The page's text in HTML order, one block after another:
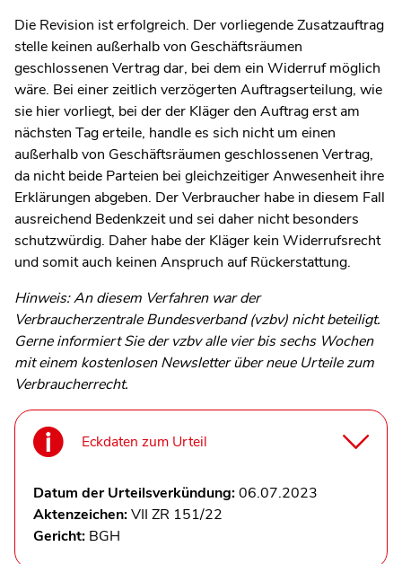
Die Revision ist erfolgreich. Der vorliegende Zusatzauftrag
stelle keinen außerhalb von Geschäftsräumen
geschlossenen Vertrag dar, bei dem ein Widerruf möglich
wäre. Bei einer zeitlich verzögerten Auftragserteilung, wie
sie hier vorliegt, bei der der Kläger den Auftrag erst am
nächsten Tag erteile, handle es sich nicht um einen
außerhalb von Geschäftsräumen geschlossenen Vertrag,
da nicht beide Parteien bei gleichzeitiger Anwesenheit ihre
Erklärungen abgeben. Der Verbraucher habe in diesem Fall
ausreichend Bedenkzeit und sei daher nicht besonders
schutzwürdig. Daher habe der Kläger kein Widerrufsrecht
und somit auch keinen Anspruch auf Rückerstattung.
Hinweis: An diesem Verfahren war der
Verbraucherzentrale Bundesverband (vzbv) nicht beteiligt.
Gerne informiert Sie der vzbv alle vier bis sechs Wochen
mit einem kostenlosen Newsletter über neue Urteile zum
Verbraucherrecht.
Eckdaten zum Urteil
Datum der Urteilsverkündung:06.07.2023
Aktenzeichen:VII ZR 151/22
Gericht: BGH